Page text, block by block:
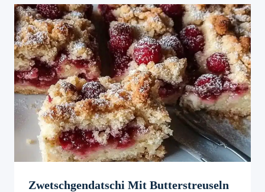
Zwetschgendatschi Mit Butterstreuseln